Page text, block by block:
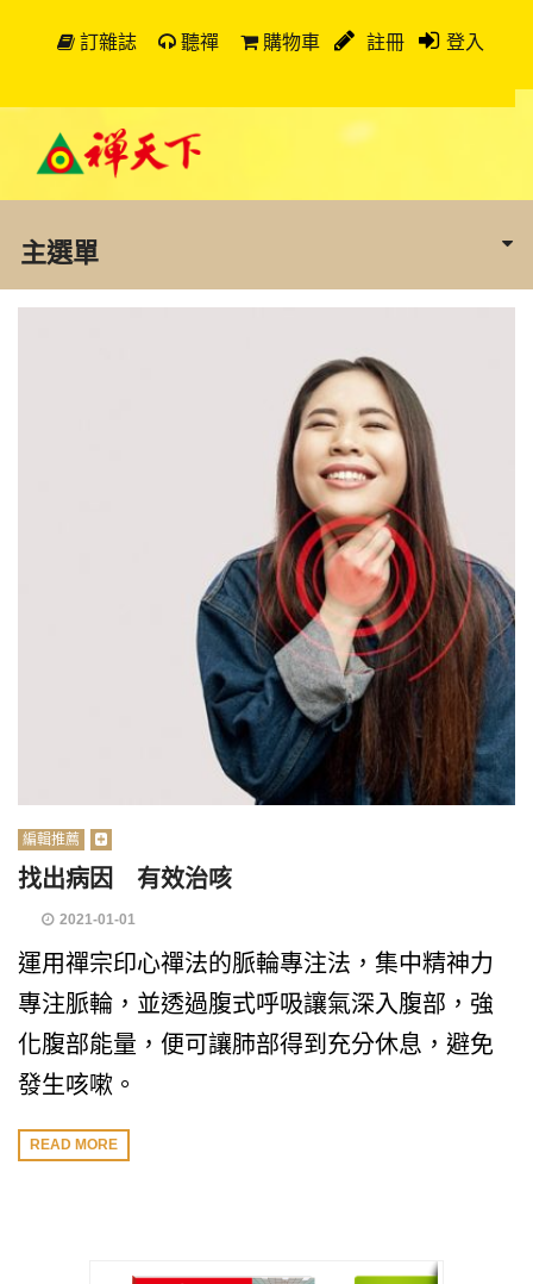
訂雜誌 聽禪 購物車 註冊 登入
主選單
編輯推薦
找出病因 有效治咳
2021-01-01
運用禪宗印心禪法的脈輪專注法，集中精神力
專注脈輪，並透過腹式呼吸讓氣深入腹部，強
化腹部能量，便可讓肺部得到充分休息，避免
發生咳嗽。
READ MORE